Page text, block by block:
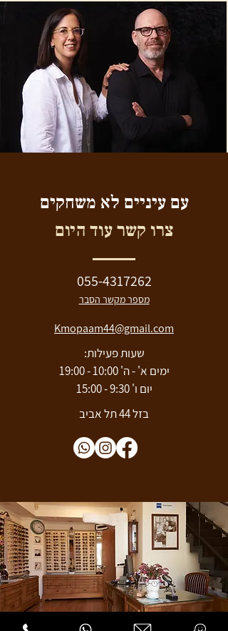
עם עיניים לא משחקים
צרו קשר עוד היום
055-4317262
Kmopaam44@gmail.com
שעות פעילות:
ימים א' - ה' 10:00 - 19:00
יום ו' 9:30 - 15:00
בזל 44 תל אביב
מספר מקשר הסבר